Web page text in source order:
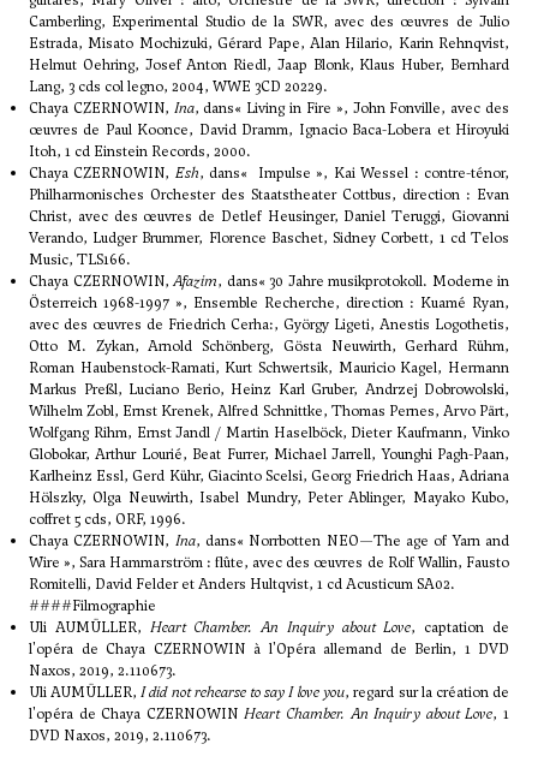
Camberling, Experimental Studio de la SWR, avec des œuvres de Julio
Estrada, Misato Mochizuki, Gérard Pape, Alan Hilario, Karin Rehnqvist,
Helmut Oehring, Josef Anton Riedl, Jaap Blonk, Klaus Huber, Bernhard
Lang, 3 cds col legno, 2004, WWE 3CD 20229.
Chaya CZERNOWIN, Ina, dans« Living in Fire », John Fonville, avec des
œuvres de Paul Koonce, David Dramm, Ignacio Baca-Lobera et Hiroyuki
Itoh, 1 cd Einstein Records, 2000.
Chaya CZERNOWIN, Esh, dans« Impulse », Kai Wessel : contre-ténor,
Philharmonisches Orchester des Staatstheater Cottbus, direction : Evan
Christ, avec des œuvres de Detlef Heusinger, Daniel Teruggi, Giovanni
Verando, Ludger Brummer, Florence Baschet, Sidney Corbett, 1 cd Telos
Music, TLS166.
Chaya CZERNOWIN,Afazim, dans« 30 Jahre musikprotokoll. Moderne in
Österreich 1968-1997 », Ensemble Recherche, direction : Kuamé Ryan,
avec des œuvres de Friedrich Cerha:, György Ligeti, Anestis Logothetis,
Otto M. Zykan, Arnold Schönberg, Gösta Neuwirth, Gerhard Rühm,
Roman Haubenstock-Ramati, Kurt Schwertsik, Mauricio Kagel, Hermann
Markus Preßl, Luciano Berio, Heinz Karl Gruber, Andrzej Dobrowolski,
Wilhelm Zobl, Ernst Krenek, Alfred Schnittke, Thomas Pernes, Arvo Pärt,
Wolfgang Rihm, Ernst Jandl / Martin Haselböck, Dieter Kaufmann, Vinko
Globokar, Arthur Lourié, Beat Furrer, Michael Jarrell, Younghi Pagh-Paan,
Karlheinz Essl, Gerd Kühr, Giacinto Scelsi, Georg Friedrich Haas, Adriana
Hölszky, Olga Neuwirth, Isabel Mundry, Peter Ablinger, Mayako Kubo,
coffret 5 cds, ORF, 1996.
Chaya CZERNOWIN, Ina, dans« Norrbotten NEO—The age of Yarn and
Wire », Sara Hammarström : flûte, avec des œuvres de Rolf Wallin, Fausto
Romitelli, David Felder et Anders Hultqvist, 1 cd Acusticum SA02.
####Filmographie
Uli AUMÜLLER, Heart Chamber. An Inquiry about Love, captation de
l'opéra de Chaya CZERNOWIN à l'Opéra allemand de Berlin, 1 DVD
Naxos, 2019, 2.110673.
Uli AUMÜLLER,I did not rehearse to say I love you, regard sur la création de
l'opéra de Chaya CZERNOWINHeart Chamber. An Inquiry about Love, 1
DVD Naxos, 2019, 2.110673.